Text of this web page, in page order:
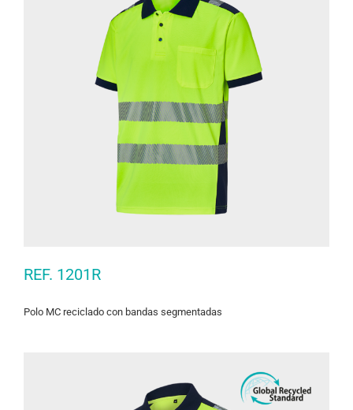
REF. 1201R
Polo MC reciclado con bandas segmentadas